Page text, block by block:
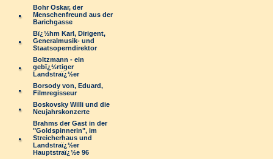
Bohr Oskar, der
Menschenfreund aus der
Barichgasse
Bï¿½hm Karl, Dirigent,
Generalmusik- und
Staatsoperndirektor
Boltzmann - ein
gebï¿½rtiger
Landstraï¿½er
Borsody von, Eduard,
Filmregisseur
Boskovsky Willi und die
Neujahrskonzerte
Brahms der Gast in der
"Goldspinnerin", im
Streicherhaus und
Landstraï¿½er
Hauptstraï¿½e 96